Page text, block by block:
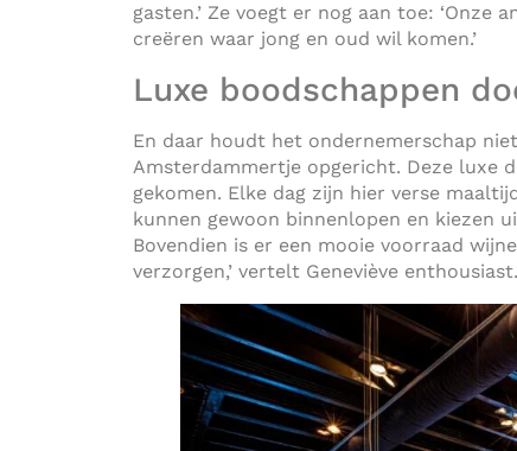
gasten.’ Ze voegt er nog aan toe:
creëren waar jong en oud wil komen.’
Luxe boodschappen
En daar houdt het ondernemerschap
Amsterdammertje opgericht. Deze luxe
gekomen. Elke dag zijn hier verse
kunnen gewoon binnenlopen en kiezen
Bovendien is er een mooie voorraad
verzorgen,’ vertelt Geneviève enthousiast.